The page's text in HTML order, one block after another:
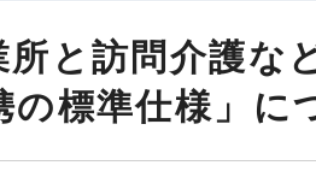
所と訪問介護な
の標準仕様」に